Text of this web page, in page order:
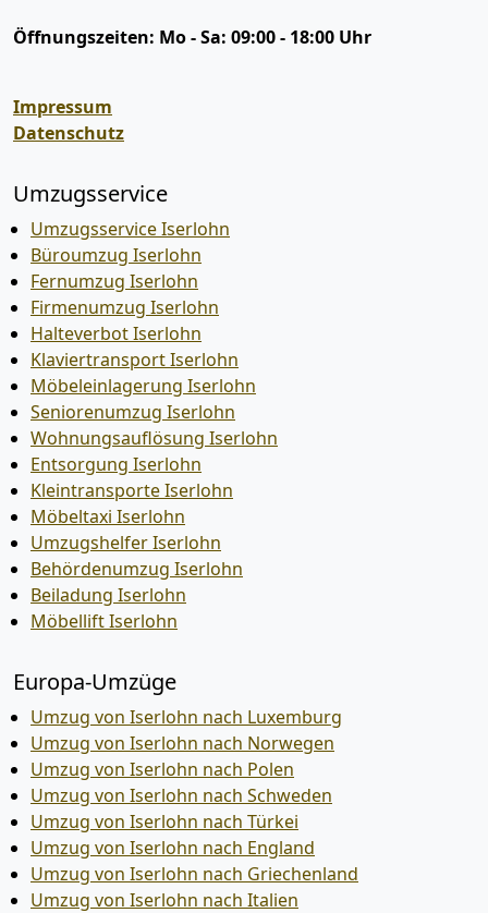
Öffnungszeiten: Mo - Sa: 09:00 - 18:00 Uhr
Impressum
Datenschutz
Umzugsservice
Umzugsservice Iserlohn
Büroumzug Iserlohn
Fernumzug Iserlohn
Firmenumzug Iserlohn
Halteverbot Iserlohn
Klaviertransport Iserlohn
Möbeleinlagerung Iserlohn
Seniorenumzug Iserlohn
Wohnungsauflösung Iserlohn
Entsorgung Iserlohn
Kleintransporte Iserlohn
Möbeltaxi Iserlohn
Umzugshelfer Iserlohn
Behördenumzug Iserlohn
Beiladung Iserlohn
Möbellift Iserlohn
Europa-Umzüge
Umzug von Iserlohn nach Luxemburg
Umzug von Iserlohn nach Norwegen
Umzug von Iserlohn nach Polen
Umzug von Iserlohn nach Schweden
Umzug von Iserlohn nach Türkei
Umzug von Iserlohn nach England
Umzug von Iserlohn nach Griechenland
Umzug von Iserlohn nach Italien